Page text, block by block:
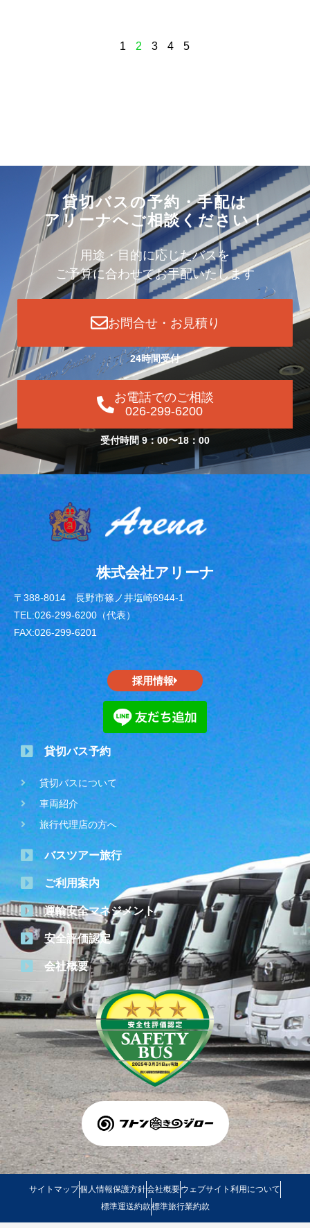
1 2 3 4 5
貸切バスの予約・手配は
アリーナへご相談ください！
用途・目的に応じたバスを
ご予算に合わせてお手配いたします
お問合せ・お見積り
24時間受付
お電話でのご相談
026-299-6200
受付時間 9：00〜18：00
株式会社アリーナ
〒388-8014 長野市篠ノ井塩崎6944-1
TEL:026-299-6200（代表）
FAX:026-299-6201
採用情報
貸切バス予約
貸切バスについて
車両紹介
旅行代理店の方へ
バスツアー旅行
ご利用案内
運輸安全マネジメント
安全評価認定
会社概要
サイトマップ個人情報保護方針会社概要ウェブサイト利用について
標準運送約款標準旅行業約款